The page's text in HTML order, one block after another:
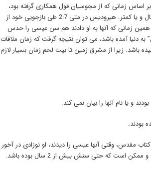
اساس زمانی که از مجوسیان قول همکاری گرفته بود،
محدودیتی سنی برای کشتن فرزندان پسر قرار می دهد: دو سال و یا کمتر. هیرودیس در متی 2:7 طی بازجویی خود از
همین زمانی که آنها به او دادند هم سن عیسی را حدس
دنیا آمده باشد، می توان نتیجه گرفت که زمان ملاقات
زیرا از مشرق زمین تا بیت لحم زمان بسیار لازم
و یا نام آنها را بیان نمی کند.
بودند.
مقدس، وقتی آنها عیسی را دیدند، او نوزادی در آخور
است که حتی سنش بیش از 2 سال بوده باشد.